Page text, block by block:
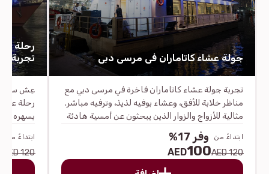
جولة عشاء كاتاماران في مرسى دبي
تجربة جولة عشاء كاتاماران فاخرة في مرسى دبي مع
مناظر خلابة للأفق، وعشاء بوفيه لذيذ، وترفيه مباشر.
مثالية للأزواج والزوار الذين يبحثون عن أمسية هادئة
ابتداءً من وفر 17%
120 AED
100
AED
رحلة
تجربة
عِش سحر
رحلة
بسهره
للأزواج
ابتداءً من
120 AED